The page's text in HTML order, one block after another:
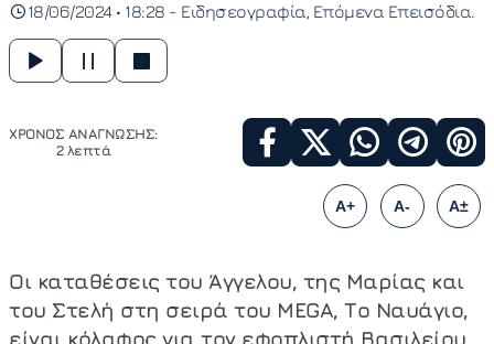
18/06/2024 • 18:28 - Ειδησεογραφία Επόμενα Επεισόδια
ΧΡΟΝΟΣ ΑΝΑΓΝΩΣΗΣ:
2 λεπτά
A+ A- A±
Οι καταθέσεις του Άγγελου, της Μαρίας και
του Στελή στη σειρά του MEGA, Το Ναυάγιο,
είναι κόλαφος για τον εφοπλιστή Βασιλείου